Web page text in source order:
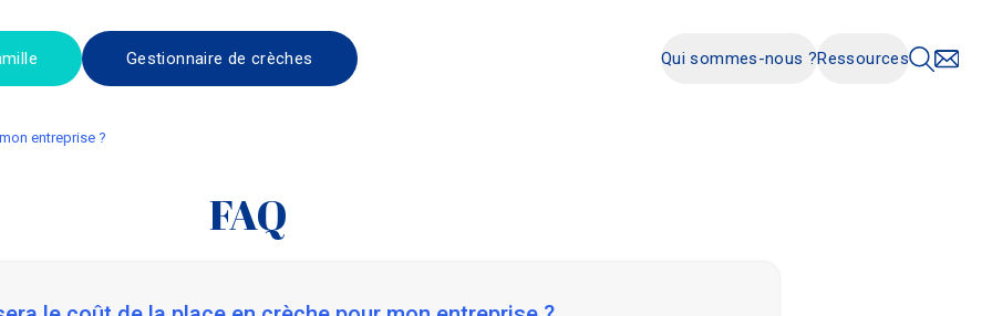
Gestionnaire de crèches Qui sommes-nous ?Ressources
entreprise ?
FAQ